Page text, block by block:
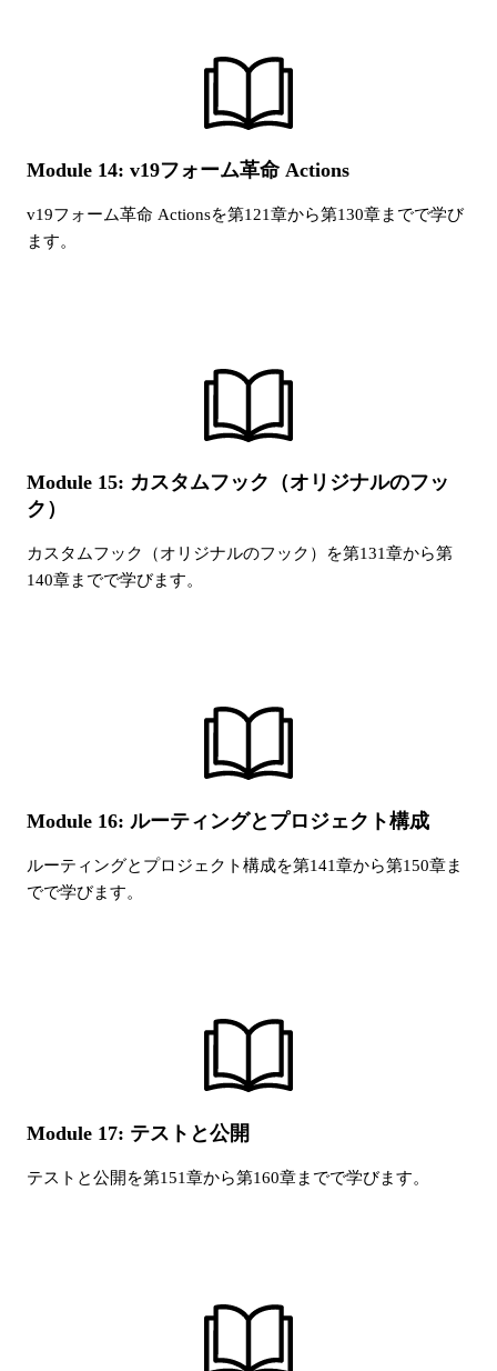
Module 14: v19フォーム革命 Actions
v19フォーム革命 Actionsを第121章から第130章までで学び
ます。
Module 15: カスタムフック（オリジナルのフッ
ク）
カスタムフック（オリジナルのフック） を第131章から第
140章までで学びます。
Module 16: ルーティングとプロジェクト構成
ルーティングとプロジェクト構成を第141章から第150章ま
でで学びます。
Module 17: テストと公開
テストと公開を第151章から第160章までで学びます。